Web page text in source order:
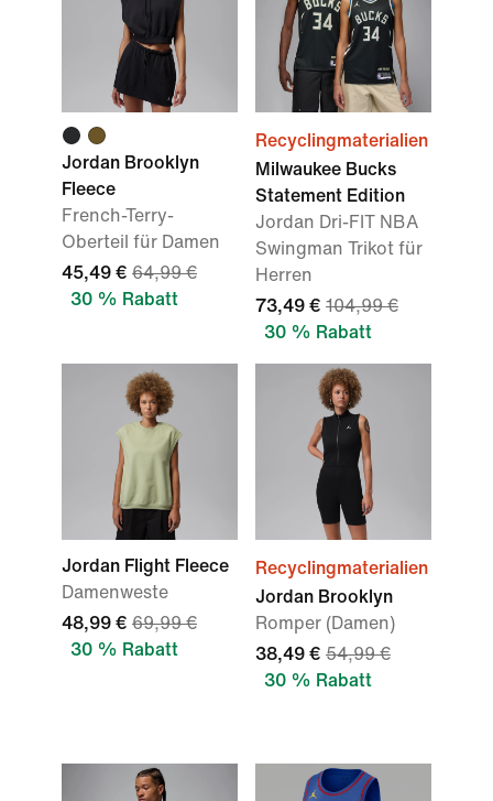
Jordan Brooklyn
Fleece
French-Terry-
Oberteil für Damen
45,49 € 64,99 €
30 % Rabatt
Recyclingmaterialien
Milwaukee Bucks
Statement Edition
Jordan Dri-FIT NBA
Swingman Trikot für
Herren
73,49 € 104,99 €
30 % Rabatt
Jordan Flight Fleece
Damenweste
48,99 € 69,99 €
30 % Rabatt
Recyclingmaterialien
Jordan Brooklyn
Romper (Damen)
38,49 € 54,99 €
30 % Rabatt